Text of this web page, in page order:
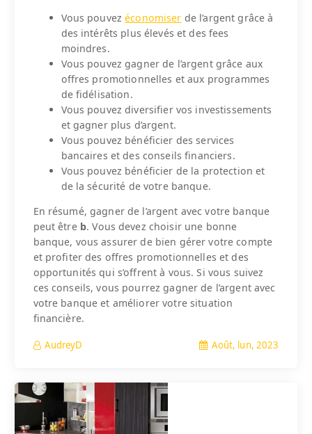
Vous pouvezéconomiser de l’argent grâce à
des intérêts plus élevés et des fees
moindres.
Vous pouvez gagner de l’argent grâce aux
offres promotionnelles et aux programmes
de fidélisation.
Vous pouvez diversifier vos investissements
et gagner plus d’argent.
Vous pouvez bénéficier des services
bancaires et des conseils financiers.
Vous pouvez bénéficier de la protection et
de la sécurité de votre banque.
En résumé, gagner de l’argent avec votre banque
peut être b. Vous devez choisir une bonne
banque, vous assurer de bien gérer votre compte
et profiter des offres promotionnelles et des
opportunités qui s’offrent à vous. Si vous suivez
ces conseils, vous pourrez gagner de l’argent avec
votre banque et améliorer votre situation
financière.
AudreyD Août, lun, 2023